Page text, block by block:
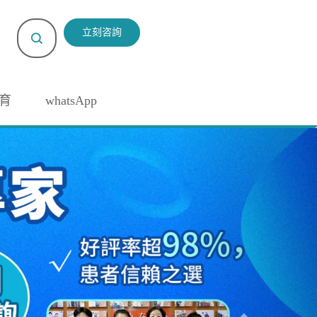
立刻咨詢
whatsApp